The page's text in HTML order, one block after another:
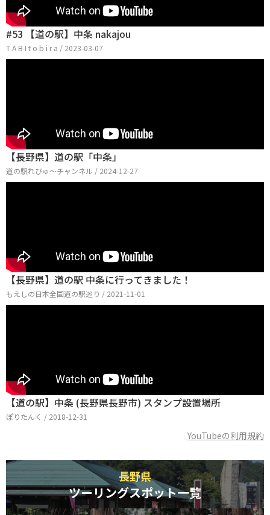
#53 【道の駅】中条 nakajou
T A B I t o b i r a / 2023-03-07
【長野県】道の駅「中条」
道の駅れびゅ〜チャンネル / 2024-12-27
【長野県】道の駅 中条に行ってきました！
もえしの日本全国道の駅巡り / 2021-11-01
【道の駅】中条 (長野県長野市) スタンプ設置場所
ぽりたんく / 2018-12-31
YouTubeの利用規約
長野県
ツーリングスポット一覧